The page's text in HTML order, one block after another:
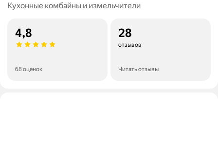
Кухонные комбайны и измельчители
4,8
68 оценок
28
отзывов
Читать отзывы